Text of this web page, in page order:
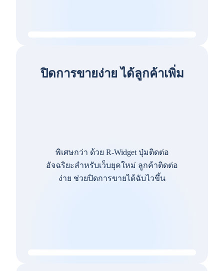
ปิดการขายง่าย ได้ลูกค้าเพิ่ม
พิเศษกว่า ด้วย R-Widget ปุ่มติดต่อ
อัจฉริยะสำหรับเว็บยุคใหม่ ลูกค้าติดต่อ
ง่าย ช่วยปิดการขายได้ฉับไวขึ้น